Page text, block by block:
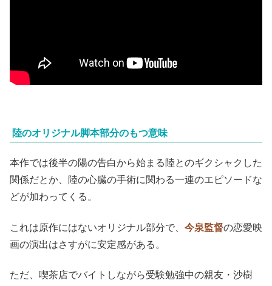
陸のオリジナル脚本部分のもつ意味
本作では後半の陽の告白から始まる陸とのギクシャクした
関係だとか、陸の心臓の手術に関わる一連のエピソードな
どが加わってくる。
これは原作にはないオリジナル部分で、 今泉監督の恋愛映
画の演出はさすがに安定感がある。
ただ、喫茶店でバイトしながら受験勉強中の親友・沙樹